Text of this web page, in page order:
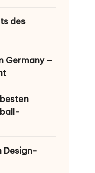
des
Germany –
Design-